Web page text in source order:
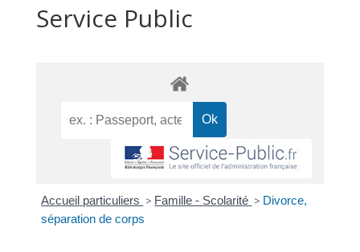
Service Public
Accueil particuliers > Famille - Scolarité > Divorce,
séparation de corps